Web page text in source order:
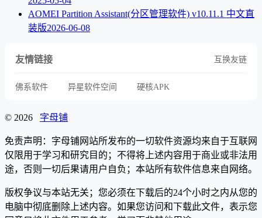
AOMEI Partition Assistant(分区管理软件) v10.11.1 中文直
装版2026-06-08
友情链接 互换友链
佛系软件 异星软件空间 硬核APK
© 2026 字母铺
免责声明：字母铺网站所发布的一切软件资源均来自于互联网
仅限用于学习和研究目的；不得将上述内容用于商业或非法用
途，否则一切后果请用户自负；本站所有软件信息来自网络。
版权争议与本站无关；您必须在下载后的24个小时之内从您的
电脑中彻底删除上述内容。如果您访问和下载此文件，表示您